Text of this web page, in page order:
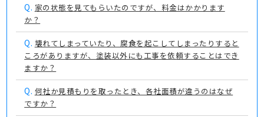
Q. 家の状態を見てもらいたのですが、料金はかかります
か？
Q. 壊れてしまっていたり、腐食を起こしてしまったりすると
ころがありますが、塗装以外にも工事を依頼することはでき
ますか？
Q. 何社か見積もりを取ったとき、各社面積が違うのはなぜ
ですか？